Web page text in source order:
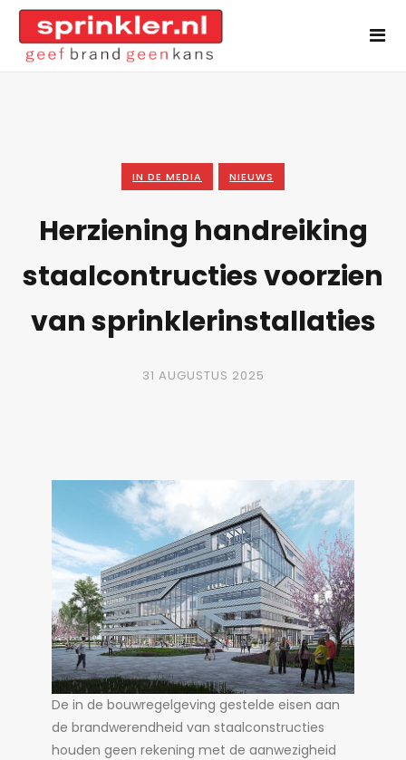
IN DE MEDIA NIEUWS
Herziening handreiking
staalcontructies voorzien
van sprinklerinstallaties
31 AUGUSTUS 2025
De in de bouwregelgeving gestelde eisen aan
de brandwerendheid van staalconstructies
houden geen rekening met de aanwezigheid